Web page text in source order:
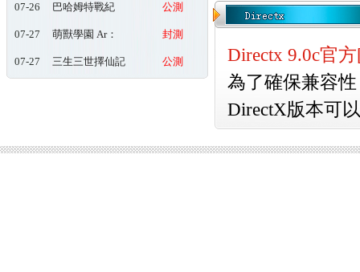
07-26
巴哈姆特戰紀
公測
07-27
萌獸學園 Ar：
封測
07-27 三生三世擇仙記 公測
Directx 9.0c官
為了確保兼容
DirectX版本可